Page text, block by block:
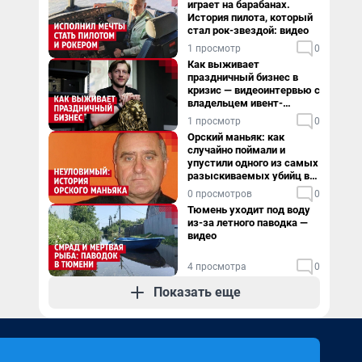
играет на барабанах.
История пилота, который
стал рок-звездой: видео
1 просмотр 0
Как выживает
праздничный бизнес в
кризис — видеоинтервью с
владельцем ивент-
агентства
1 просмотр 0
Орский маньяк: как
случайно поймали и
упустили одного из самых
разыскиваемых убийц в
России. Видео
0 просмотров 0
Тюмень уходит под воду
из-за летного паводка —
видео
4 просмотра 0
Показать еще